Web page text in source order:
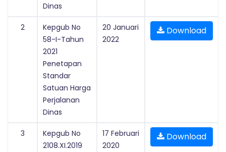
Dinas
2
Kepgub No
58-I-Tahun
2021
Penetapan
Standar
Satuan Harga
Perjalanan
Dinas
20 Januari
2022
Download
3
Kepgub No
2108.XI.2019
17 Februari
2020
Download